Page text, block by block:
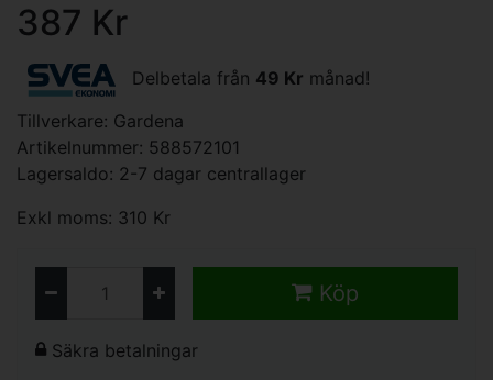
387 Kr
Delbetala från 49 Kr månad!
Tillverkare: Gardena
Artikelnummer: 588572101
Lagersaldo: 2-7 dagar centrallager
Exkl moms: 310 Kr
Köp
Säkra betalningar